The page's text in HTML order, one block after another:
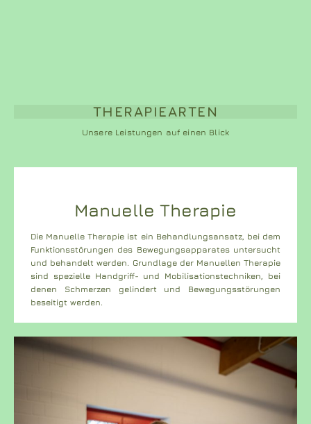
THERAPIEARTEN
Unsere Leistungen auf einen Blick
Manuelle Therapie
Die Manuelle Therapie ist ein Behandlungsansatz, bei dem
Funktionsstörungen des Bewegungsapparates untersucht
und behandelt werden. Grundlage der Manuellen Therapie
sind spezielle Handgriff- und Mobilisationstechniken, bei
denen Schmerzen gelindert und Bewegungsstörungen
beseitigt werden.